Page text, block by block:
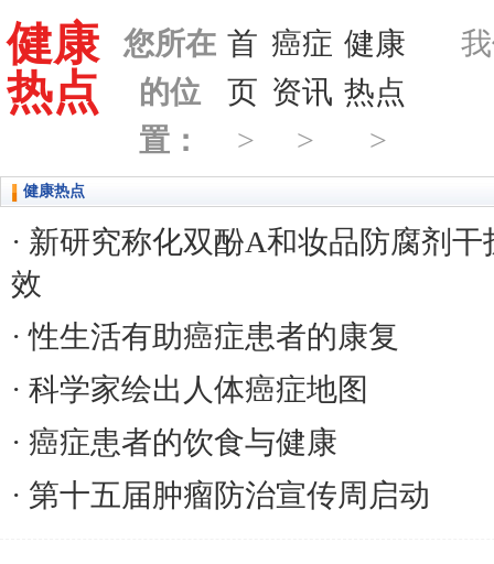
健康
热点
您所在
的位
置：
首
页
癌症
资讯
健康
热点
健康热点
新研究称化双酚A和妆品防腐剂干
效
性生活有助癌症患者的康复
科学家绘出人体癌症地图
癌症患者的饮食与健康
第十五届肿瘤防治宣传周启动